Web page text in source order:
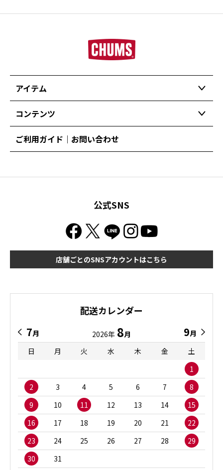
アイテム
コンテンツ
ご利用ガイド｜お問い合わせ
公式SNS
店舗ごとのSNSアカウントはこちら
配送カレンダー
7月 2026年 8月 9月
日
月 火 水 木 金
土
1
2
3 4 5 6 7
8
9
10 11 12 13 14
15
16
17 18 19 20 21
22
23
24 25 26 27 28
29
30
31